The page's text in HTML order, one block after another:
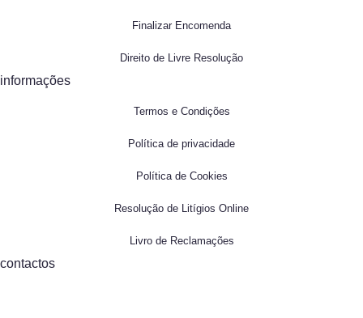
Finalizar Encomenda
Direito de Livre Resolução
informações
Termos e Condições
Política de privacidade
Política de Cookies
Resolução de Litígios Online
Livro de Reclamações
contactos